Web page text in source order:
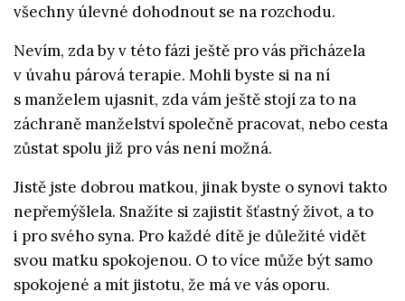
všechny úlevné dohodnout se na rozchodu.
Nevím, zda by v této fázi ještě pro vás přicházela
v úvahu párová terapie. Mohli byste si na ní
s manželem ujasnit, zda vám ještě stojí za to na
záchraně manželství společně pracovat, nebo cesta
zůstat spolu již pro vás není možná.
Jistě jste dobrou matkou, jinak byste o synovi takto
nepřemýšlela. Snažíte si zajistit šťastný život, a to
i pro svého syna. Pro každé dítě je důležité vidět
svou matku spokojenou. O to více může být samo
spokojené a mít jistotu, že má ve vás oporu.